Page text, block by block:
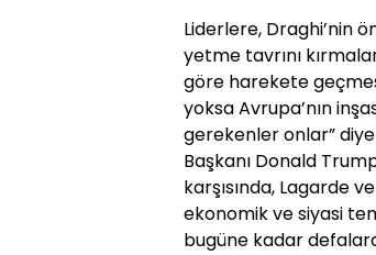
Liderlere, Draghi’nin
yetme tavrını
göre harekete
yoksa Avrupa’nın
gerekenler onlar”
Başkanı Donald
karşısında, Lagarde
ekonomik ve siyasi
bugüne kadar